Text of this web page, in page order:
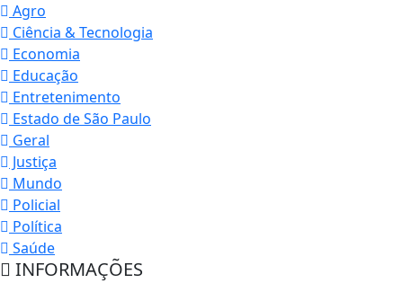
Agro
Ciência & Tecnologia
Economia
Educação
Entretenimento
Estado de São Paulo
Geral
Justiça
Mundo
Policial
Política
Saúde
INFORMAÇÕES